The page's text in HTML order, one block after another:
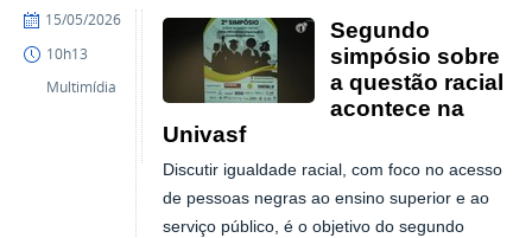
Segundo
simpósio sobre
a questão racial
acontece na
Univasf
Discutir igualdade racial, com foco no acesso
de pessoas negras ao ensino superior e ao
serviço público, é o objetivo do segundo
publicado
15/05/2026
10h13
Multimídia